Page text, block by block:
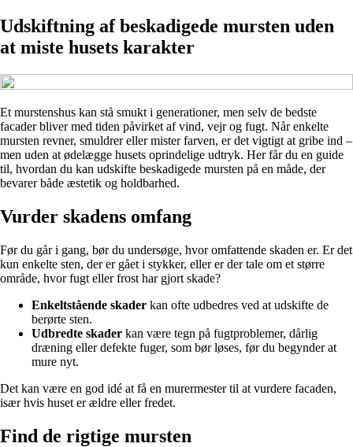
Udskiftning af beskadigede mursten uden
at miste husets karakter
Et murstenshus kan stå smukt i generationer, men selv de bedste
facader bliver med tiden påvirket af vind, vejr og fugt. Når enkelte
mursten revner, smuldrer eller mister farven, er det vigtigt at gribe ind –
men uden at ødelægge husets oprindelige udtryk. Her får du en guide
til, hvordan du kan udskifte beskadigede mursten på en måde, der
bevarer både æstetik og holdbarhed.
Vurder skadens omfang
Før du går i gang, bør du undersøge, hvor omfattende skaden er. Er det
kun enkelte sten, der er gået i stykker, eller er der tale om et større
område, hvor fugt eller frost har gjort skade?
Enkeltstående skader kan ofte udbedres ved at udskifte de
berørte sten.
Udbredte skader kan være tegn på fugtproblemer, dårlig
dræning eller defekte fuger, som bør løses, før du begynder at
mure nyt.
Det kan være en god idé at få en murermester til at vurdere facaden,
især hvis huset er ældre eller fredet.
Find de rigtige mursten